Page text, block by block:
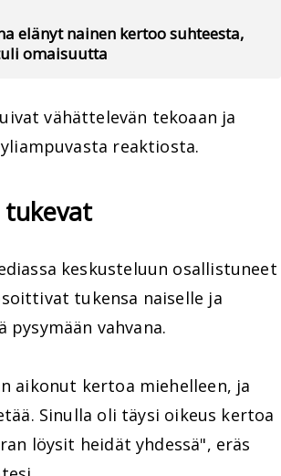
elänyt nainen kertoo suhteesta,
omaisuutta
vähättelevän tekoaan ja
reaktiosta.
keskusteluun osallistuneet
tukensa naiselle ja
vahvana.
aikonut kertoa miehelleen, ja
Sinulla oli täysi oikeus kertoa
löysit heidät yhdessä", eräs